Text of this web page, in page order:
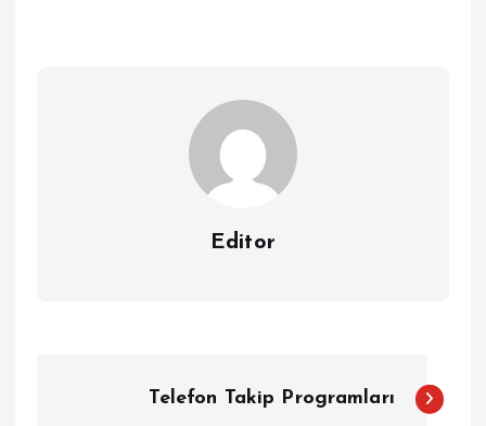
Editor
Telefon Takip Programları